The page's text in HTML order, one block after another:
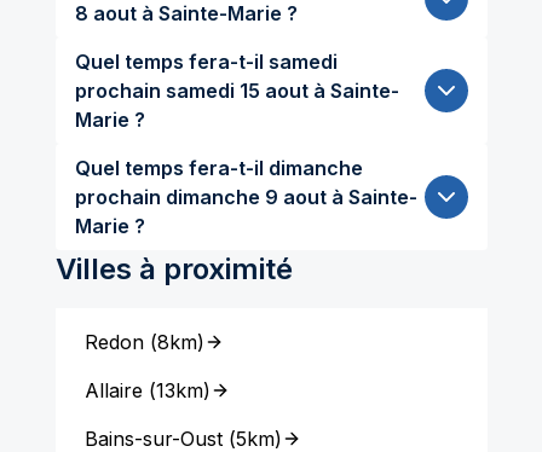
8 aout à Sainte-Marie ?
Quel temps fera-t-il samedi
prochain samedi 15 aout à Sainte-
Marie ?
Quel temps fera-t-il dimanche
prochain dimanche 9 aout à Sainte-
Marie ?
Villes à proximité
Redon(8km)
Allaire(13km)
Bains-sur-Oust(5km)